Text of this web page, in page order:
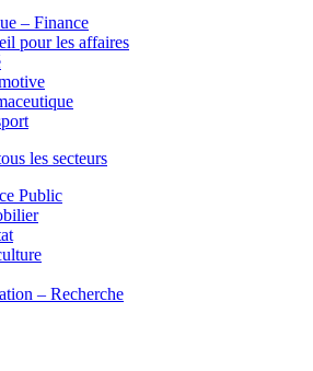
– Finance
pour les affaires
les secteurs
Public
– Recherche